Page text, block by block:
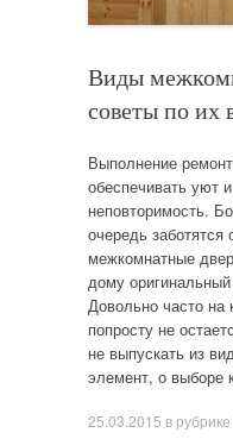
Виды
советы по их
Выполнение
обеспечивать уют
неповторимость.
очередь
межкомнатные
дому
Довольно часто на
попросту не
не выпускать из
элемент, о выборе
25.03.2015 в рубрике